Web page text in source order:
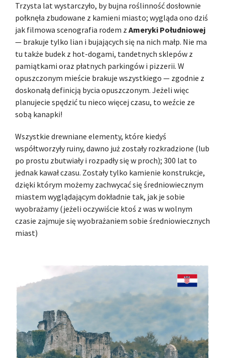
Trzysta lat wystarczyło, by bujna roślinność dosłownie
połknęła zbudowane z kamieni miasto; wygląda ono dziś
jak filmowa scenografia rodem z Ameryki Południowej
— brakuje tylko lian i bujających się na nich małp. Nie ma
tu także budek z hot-dogami, tandetnych sklepów z
pamiątkami oraz płatnych parkingów i pizzerii. W
opuszczonym mieście brakuje wszystkiego — zgodnie z
doskonałą definicją bycia opuszczonym. Jeżeli więc
planujecie spędzić tu nieco więcej czasu, to weźcie ze
sobą kanapki!
Wszystkie drewniane elementy, które kiedyś
współtworzyły ruiny, dawno już zostały rozkradzione (lub
po prostu zbutwiały i rozpadły się w proch); 300 lat to
jednak kawał czasu. Zostały tylko kamienie konstrukcje,
dzięki którym możemy zachwycać się średniowiecznym
miastem wyglądającym dokładnie tak, jak je sobie
wyobrażamy (jeżeli oczywiście ktoś z was w wolnym
czasie zajmuje się wyobrażaniem sobie średniowiecznych
miast)